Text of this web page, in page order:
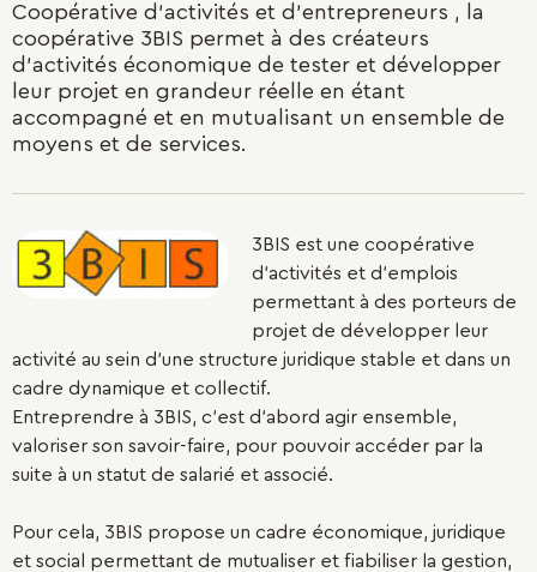
Coopérative d'activités et d'entrepreneurs , la
coopérative 3BIS permet à des créateurs
d'activités économique de tester et développer
leur projet en grandeur réelle en étant
accompagné et en mutualisant un ensemble de
moyens et de services.
3BIS est une coopérative
d'activités et d'emplois
permettant à des porteurs de
projet de développer leur
activité au sein d'une structure juridique stable et dans un
cadre dynamique et collectif.
Entreprendre à 3BIS, c'est d'abord agir ensemble,
valoriser son savoir-faire, pour pouvoir accéder par la
suite à un statut de salarié et associé.
Pour cela, 3BIS propose un cadre économique, juridique
et social permettant de mutualiser et fiabiliser la gestion,